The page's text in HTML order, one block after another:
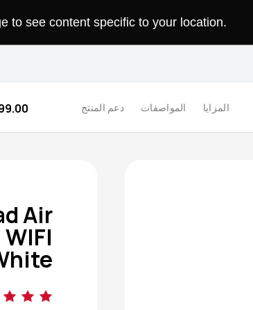
to see content specific to your location.
المزايا المواصفات دعم المنتج 
Air